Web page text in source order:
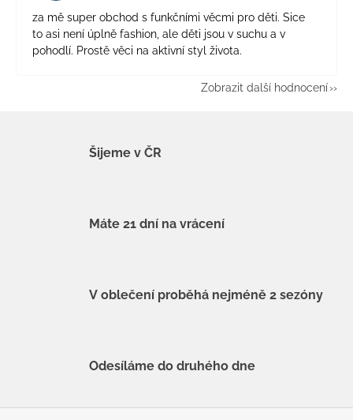
za mě super obchod s funkčními věcmi pro děti. Sice
to asi není úplně fashion, ale děti jsou v suchu a v
pohodlí. Prostě věci na aktivní styl života.
Zobrazit další hodnocení
Šijeme v ČR
Máte 21 dní na vrácení
V oblečení proběhá nejméně 2 sezóny
Odesíláme do druhého dne